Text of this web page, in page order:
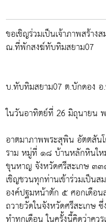
ขอเชิญร่วมเป็นเจ้าภาพสร้า
ณ.ที่พักสงฆ์ทับทิมสยาม07
บ.ทับทิมสยาม07 ต.บักดอง
ในวันอาทิตย์ที่ 26 มิถุนายน
อาตมาภาพพระสุพิน อัตตสัน
ราม หมู่ที่ ๑๘ บ้านหลักหินให
ขุนหาญ จังหวัดศรีสะเกษ ๓
เชิญชวนทุกท่านเข้าร่วมเป็นส
องค์ปฐมหน้าตัก ๕ ศอกเดือ
ถวายวัดในจังหวัดศรีสะเกษ